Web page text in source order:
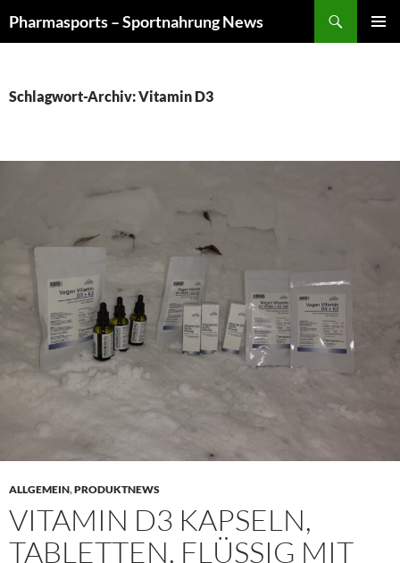
Inhalt
Pharmasports – Sportnahrung News
Schlagwort-Archiv: Vitamin D3
ALLGEMEIN,PRODUKTNEWS
VITAMIN D3 KAPSELN,
TABLETTEN, FLÜSSIG MIT